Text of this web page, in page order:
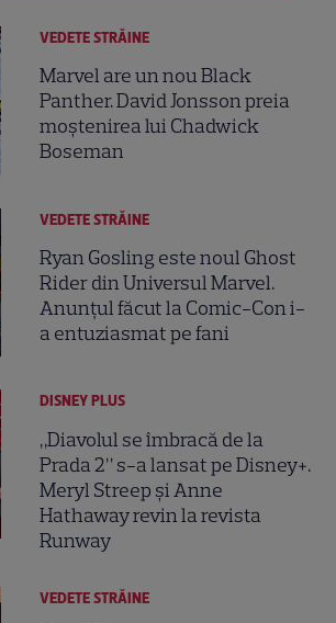
VEDETE STRĂINE
Marvel are un nou Black
Panther. David Jonsson preia
moștenirea lui Chadwick
Boseman
VEDETE STRĂINE
Ryan Gosling este noul Ghost
Rider din Universul Marvel.
Anunțul făcut la Comic-Con i-
a entuziasmat pe fani
DISNEY PLUS
„Diavolul se îmbracă de la
Prada 2” s-a lansat pe Disney+.
Meryl Streep și Anne
Hathaway revin la revista
Runway
VEDETE STRĂINE